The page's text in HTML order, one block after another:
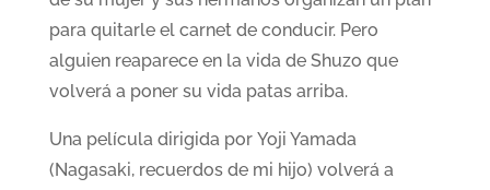
para quitarle el carnet de conducir. Pero
alguien reaparece en la vida de Shuzo que
volverá a poner su vida patas arriba.
Una película dirigida por Yoji Yamada
(Nagasaki, recuerdos de mi hijo) volverá a